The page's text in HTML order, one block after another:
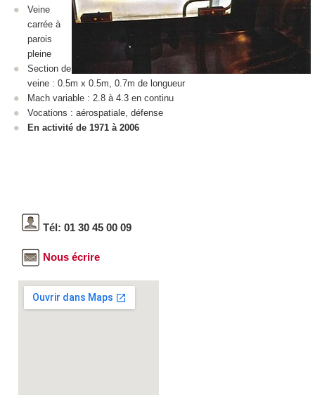
Veine
carrée à
parois
pleine
Section de
veine : 0.5m x 0.5m, 0.7m de longueur
Mach variable : 2.8 à 4.3 en continu
Vocations : aérospatiale, défense
En activité de 1971 à 2006
Tél: 01 30 45 00 09
Nous écrire